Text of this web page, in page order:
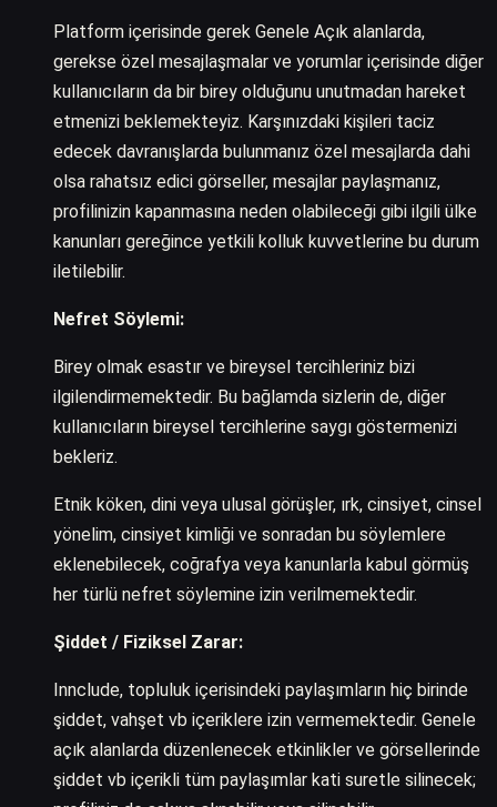
Platform içerisinde gerek Genele Açık alanlarda,
gerekse özel mesajlaşmalar ve yorumlar içerisinde diğer
kullanıcıların da bir birey olduğunu unutmadan hareket
etmenizi beklemekteyiz. Karşınızdaki kişileri taciz
edecek davranışlarda bulunmanız özel mesajlarda dahi
olsa rahatsız edici görseller, mesajlar paylaşmanız,
profilinizin kapanmasına neden olabileceği gibi ilgili ülke
kanunları gereğince yetkili kolluk kuvvetlerine bu durum
iletilebilir.
Nefret Söylemi:
Birey olmak esastır ve bireysel tercihleriniz bizi
ilgilendirmemektedir. Bu bağlamda sizlerin de, diğer
kullanıcıların bireysel tercihlerine saygı göstermenizi
bekleriz.
Etnik köken, dini veya ulusal görüşler, ırk, cinsiyet, cinsel
yönelim, cinsiyet kimliği ve sonradan bu söylemlere
eklenebilecek, coğrafya veya kanunlarla kabul görmüş
her türlü nefret söylemine izin verilmemektedir.
Şiddet / Fiziksel Zarar:
Innclude, topluluk içerisindeki paylaşımların hiç birinde
şiddet, vahşet vb içeriklere izin vermemektedir. Genele
açık alanlarda düzenlenecek etkinlikler ve görsellerinde
şiddet vb içerikli tüm paylaşımlar kati suretle silinecek;